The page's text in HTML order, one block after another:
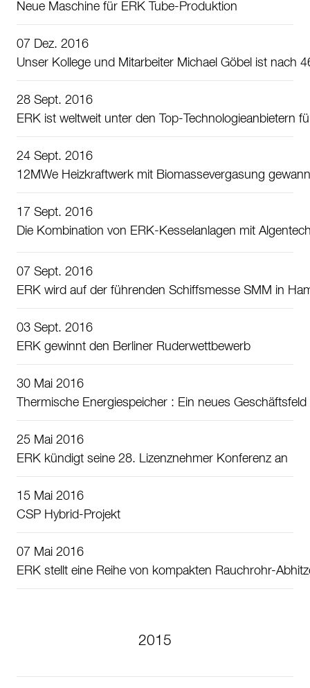
Neue Maschine für ERK Tube-Produktion
07 Dez. 2016
Unser Kollege und Mitarbeiter Michael Göbel ist nach
28 Sept. 2016
ERK ist weltweit unter den Top-Technologieanbietern
24 Sept. 2016
12MWe Heizkraftwerk mit Biomassevergasung
17 Sept. 2016
Die Kombination von ERK-Kesselanlagen mit
07 Sept. 2016
ERK wird auf der führenden Schiffsmesse SMM in
03 Sept. 2016
ERK gewinnt den Berliner Ruderwettbewerb
30 Mai 2016
Thermische Energiespeicher : Ein neues
25 Mai 2016
ERK kündigt seine 28. Lizenznehmer Konferenz an
15 Mai 2016
CSP Hybrid-Projekt
07 Mai 2016
ERK stellt eine Reihe von kompakten Rauchrohr-
2015